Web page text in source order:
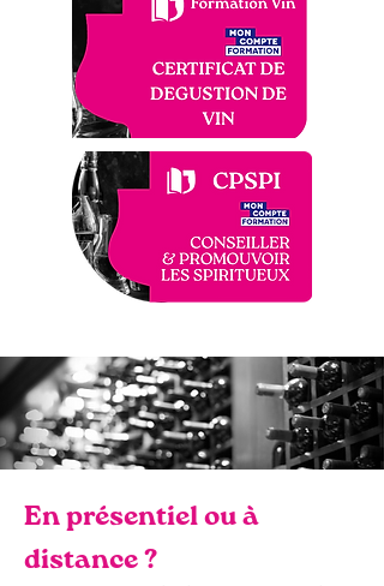
En présentiel ou à
distance ?